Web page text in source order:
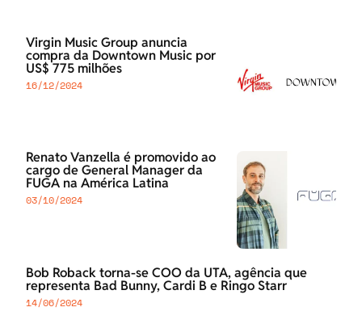
Virgin Music Group anuncia
compra da Downtown Music por
US$ 775 milhões
16/12/2024
Renato Vanzella é promovido ao
cargo de General Manager da
FUGA na América Latina
03/10/2024
Bob Roback torna-se COO da UTA, agência que
representa Bad Bunny, Cardi B e Ringo Starr
14/06/2024